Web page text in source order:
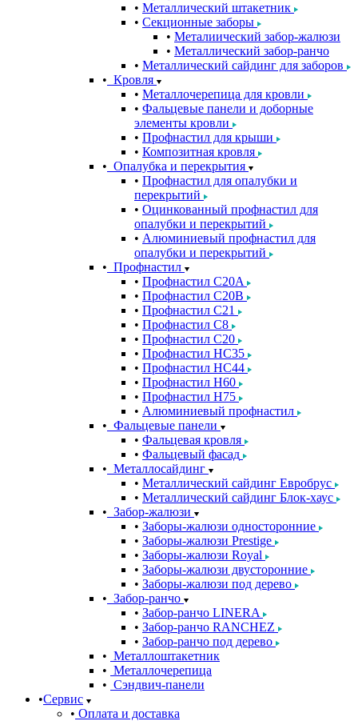
Металлический штакетник
Секционные заборы
Металиический забор-жалюзи
Металлический забор-ранчо
Металлический сайдинг для заборов
Кровля
Металлочерепица для кровли
Фальцевые панели и доборные
элементы кровли
Профнастил для крыши
Композитная кровля
Опалубка и перекрытия
Профнастил для опалубки и
перекрытий
Оцинкованный профнастил для
опалубки и перекрытий
Алюминиевый профнастил для
опалубки и перекрытий
Профнастил
Профнастил С20A
Профнастил С20B
Профнастил С21
Профнастил С8
Профнастил С20
Профнастил НС35
Профнастил НС44
Профнастил Н60
Профнастил Н75
Алюминиевый профнастил
Фальцевые панели
Фальцевая кровля
Фальцевый фасад
Металлосайдинг
Металлический сайдинг Евробрус
Металлический сайдинг Блок-хаус
Забор-жалюзи
Заборы-жалюзи односторонние
Заборы-жалюзи Prestige
Заборы-жалюзи Royal
Заборы-жалюзи двусторонние
Заборы-жалюзи под дерево
Забор-ранчо
Забор-ранчо LINERA
Забор-ранчо RANCHEZ
Забор-ранчо под дерево
Металлоштакетник
Металлочерепица
Сэндвич-панели
Сервис
Оплата и доставка